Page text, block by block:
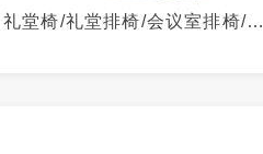
礼堂椅/礼堂排椅/会议室排椅/阶